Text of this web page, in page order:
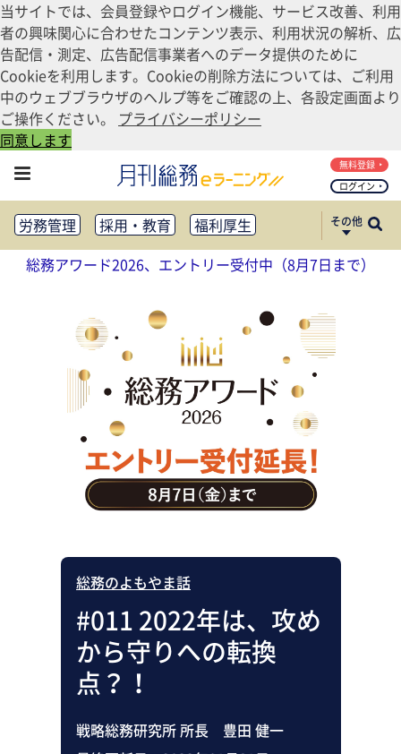
当サイトでは、会員登録やログイン機能、サービス改善、利用
者の興味関心に合わせたコンテンツ表示、利用状況の解析、広
告配信・測定、広告配信事業者へのデータ提供のために
Cookieを利用します。Cookieの削除方法については、ご利用
中のウェブブラウザのヘルプ等をご確認の上、各設定画面より
ご操作ください。 プライバシーポリシー
同意します
ログイン
無料登録
労務管理 採用・教育
福利厚生
健康経営
働き方改革
法務・コンプライアンス
リスクマネジメント・BCP
社外・社内広報
社外・社内コミュニケーション活性化
FM・オフィス移転
CSR・SDGs
テクノロジー活用・DX
助成金・補助金・コスト削減
アウトソーシング・BPO
調査・レポート
その他
総務アワード2026、エントリー受付中（8月7日まで）
総務のよもやま話
#011 2022年は、攻め
から守りへの転換
点？！
戦略総務研究所 所長 豊田 健一